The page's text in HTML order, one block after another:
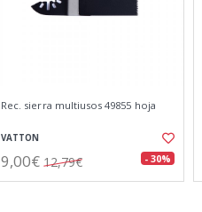
Rec. sierra multiusos 49855 hoja
VATTON
9,00€ 12,79€ - 30%